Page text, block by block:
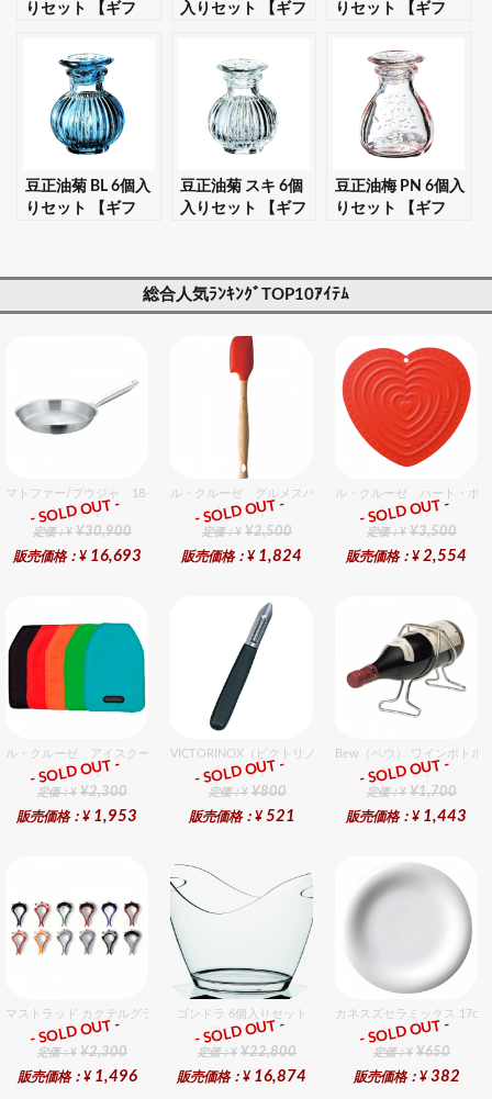
りセット 【ギフ
応可】
入りセット 【ギフ
りセット 【ギフ
応可】
豆正油菊 BL 6個入
りセット 【ギフ
豆正油菊 スキ 6個
入りセット 【ギフ
豆正油梅 PN 6個入
りセット 【ギフ
総合人気ﾗﾝｷﾝｸﾞTOP10ｱｲﾃﾑ
マトファー/ブウジャ 18-10 フライパン 28cm 電磁
総合ﾗﾝｷﾝｸﾞ
定価：¥ ¥30,900
販売価格：¥ 16,693
- SOLD OUT -
ル・クルーゼ グルメスパチュラVS （M）チェリーレッ
総合ﾗﾝｷﾝｸﾞ
定価：¥ ¥2,500
販売価格：¥ 1,824
- SOLD OUT -
ル・クルーゼ ハート・ポ
総合ﾗﾝｷﾝｸﾞ
定価：¥ ¥3,500
販売価格：¥ 2,554
- SOLD OUT -
ル・クルーゼ アイスクーラースリーブ チェリーレッド
総合ﾗﾝｷﾝｸﾞ
定価：¥ ¥2,300
販売価格：¥ 1,953
- SOLD OUT -
VICTORINOX（ビクトリノックス） ポテトピーラー ６cm
総合ﾗﾝｷﾝｸﾞ
定価：¥ ¥800
販売価格：¥ 521
- SOLD OUT -
Bew（ベウ） ワインボトル
総合ﾗﾝｷﾝｸﾞ
定価：¥ ¥1,700
販売価格：¥ 1,443
- SOLD OUT -
マストラッド カクテルグラスマーカー 12個入
総合ﾗﾝｷﾝｸﾞ
定価：¥ ¥2,300
販売価格：¥ 1,496
- SOLD OUT -
ゴンドラ 6個入りセット
総合ﾗﾝｷﾝｸﾞ
定価：¥ ¥22,800
販売価格：¥ 16,874
- SOLD OUT -
カネスズセラミックス 17cm
総合ﾗﾝｷﾝｸﾞ
定価：¥ ¥650
販売価格：¥ 382
- SOLD OUT -